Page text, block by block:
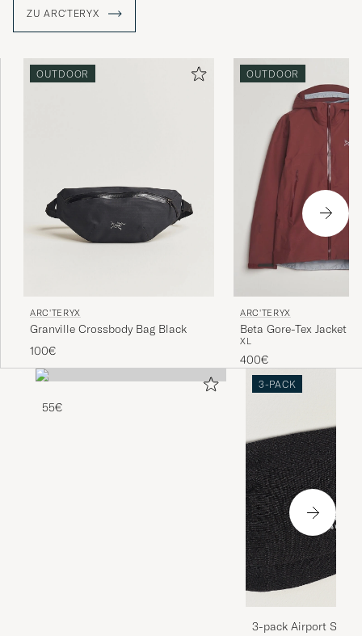
unabhängig von äußeren Bedingungen in dem Moment zu
leben. Die Nachbarschaft ist ein ausgezeichnetes
Produkten, die über einen längeren Zeitraum hinweg eine
über den Erwartungen liegende Leistung erbringen, wobei
ZU ARC'TERYX
OUTDOOR
ARC'TERYX
Granville Crossbody Bag Black
100€
OUTDOOR
ARC'TERYX
Beta Gore-Tex Jacket
XL
400€
55€
3-PACK
3-pack Airport